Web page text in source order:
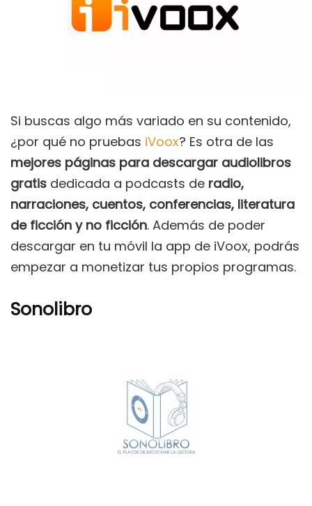
Si buscas algo más variado en su contenido,
¿por qué no pruebas iVoox? Es otra de las
mejores páginas para descargar audiolibros
gratis dedicada a podcasts de radio,
narraciones, cuentos, conferencias, literatura
de ficción y no ficción. Además de poder
descargar en tu móvil la app de iVoox, podrás
empezar a monetizar tus propios programas.
Sonolibro